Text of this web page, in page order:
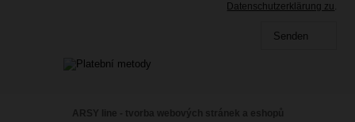
Datenschutzerklärung zu.
Senden